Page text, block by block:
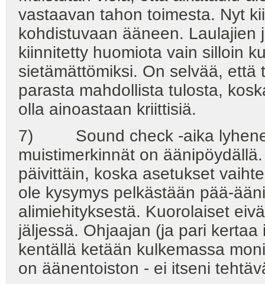
vastaavan tahon toimesta. Nyt
kohdistuvaan ääneen.
kiinnitetty huomiota vain silloin
sietämättömiksi. On selvää,
parasta mahdollista tulosta,
olla ainoastaan kriittisiä.
7) Sound check -aika
muistimerkinnät on
päivittäin, koska asetukset
ole kysymys pelkästään pää-
alimiehityksestä. Kuorolaiset
jäljessä. Ohjaajan (ja pari
kentällä ketään kulkemassa
on äänentoiston - ei itseni